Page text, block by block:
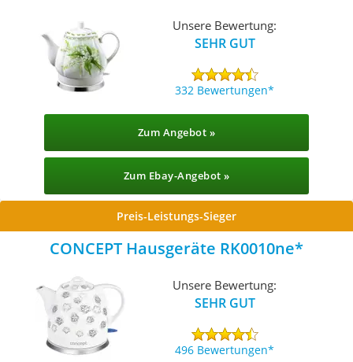
Unsere Bewertung:
SEHR GUT
332 Bewertungen
Zum Angebot »
Zum Ebay-Angebot »
Preis-Leistungs-Sieger
CONCEPT Hausgeräte RK0010ne
Unsere Bewertung:
SEHR GUT
496 Bewertungen